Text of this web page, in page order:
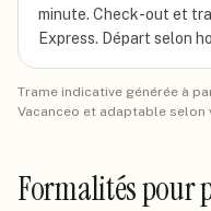
minute. Check-out et
Express. Départ selon
Trame indicative générée à
Vacanceo et adaptable selon
Formalités pour